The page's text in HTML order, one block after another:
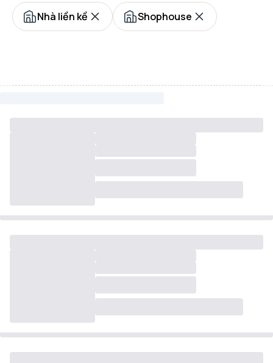
Nhà liền kề Shophouse